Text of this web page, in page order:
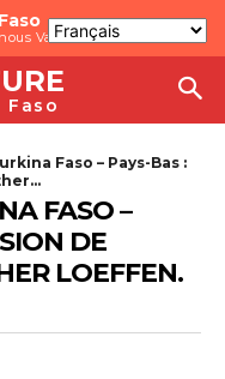
Vaincrons
Faso – Pays-Bas :
FASO –
DE
LOEFFEN.